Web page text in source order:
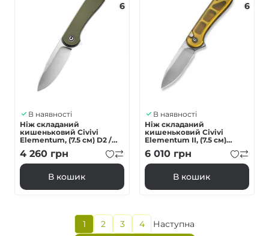
6
В наявності
Ніж складаний
кишеньковий Civivi
Elementum, (7.5 см) D2 /
G10 оливковий
4 260 грн
В кошик
6
В наявності
Ніж складаний
кишеньковий Civivi
Elementum II, (7.5 см)
Nitro-V / Ultem
6 010 грн
В кошик
Поточна
сторінка
1
Page
2
Page
3
Page
4
Наступна
Наступна